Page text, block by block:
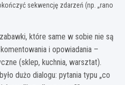
sekwencję zdarzeń (np. „rano
które same w sobie nie są
i opowiadania –
(sklep, kuchnia, warsztat).
dużo dialogu: pytania typu „co